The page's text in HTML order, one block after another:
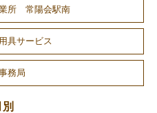
所 常陽会駅南
具サービス
務局
別